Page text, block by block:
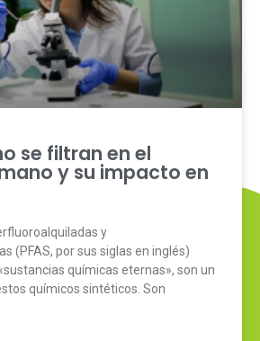
se filtran en el
y su impacto en
y
(PFAS, por sus siglas en inglés)
químicas eternas», son un
químicos sintéticos. Son